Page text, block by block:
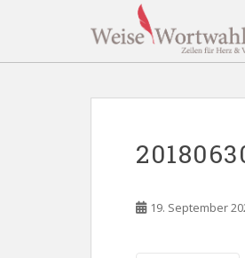
19. September